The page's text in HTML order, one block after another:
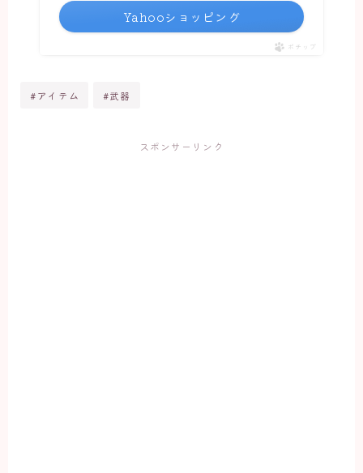
Yahooショッピング
ポチップ
#アイテム #武器
スポンサーリンク